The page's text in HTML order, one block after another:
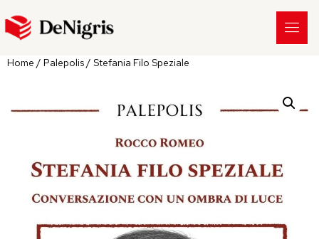
Home / Palepolis/ Stefania Filo Speziale